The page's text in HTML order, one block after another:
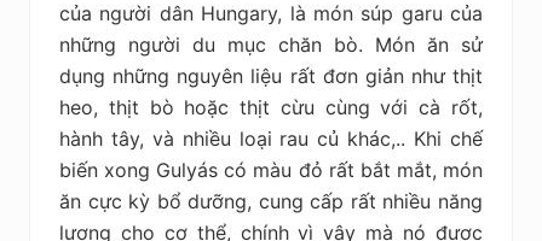
của người dân Hungary, là món súp garu của
những người du mục chăn bò. Món ăn sử
dụng những nguyên liệu rất đơn giản như thịt
heo, thịt bò hoặc thịt cừu cùng với cà rốt,
hành tây, và nhiều loại rau củ khác,.. Khi chế
biến xong Gulyás có màu đỏ rất bắt mắt, món
ăn cực kỳ bổ dưỡng, cung cấp rất nhiều năng
lượng cho cơ thể, chính vì vậy mà nó được